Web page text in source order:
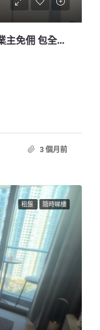
【將軍澳Savannah: 一房出租】 業主免佣 包全屋傢俬！2026七至八月起租！
3 個月前
租盤 隨時睇樓